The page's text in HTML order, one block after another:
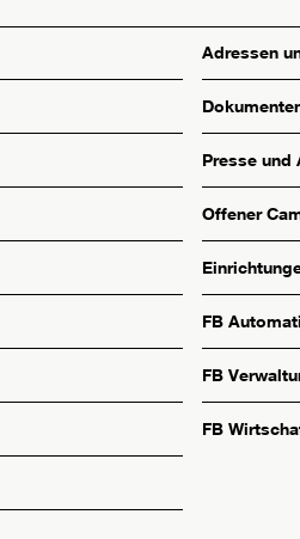
Adressen
Presse und
Offener
FB
FB
FB